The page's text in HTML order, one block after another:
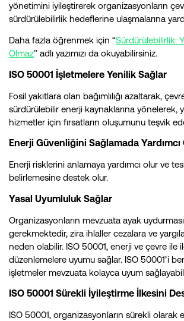
yönetimini iyileştirerek organizasyonların
sürdürülebilirlik hedeflerine ulaşmalarına
Daha fazla öğrenmek için “Sürdürülebilirlik:
Olmaz’’ adlı yazımızı da okuyabilirsiniz.
ISO 50001 İşletmelere Yenilik Sağlar
Fosil yakıtlara olan bağımlılığı azaltarak,
sürdürülebilir enerji kaynaklarına yönelerek,
hizmetler için fırsatların oluşumunu teşvik
Enerji Güvenliğini Sağlamada Yardımcı
Enerji risklerini anlamaya yardımcı olur ve
belirlemesine destek olur.
Yasal Uyumluluk Sağlar
Organizasyonların mevzuata ayak
gerekmektedir, zira ihlaller cezalara ve
neden olabilir. ISO 50001, enerji ve çevre ile
düzenlemelere uyumu sağlar. ISO 50001’i
işletmeler mevzuata kolayca uyum
ISO 50001 Sürekli İyileştirme İlkesini
ISO 50001, organizasyonların sürekli olarak